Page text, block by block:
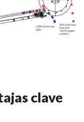
clave